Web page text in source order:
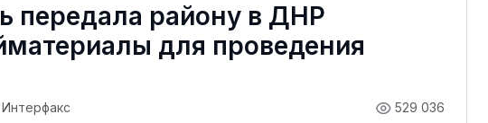
передала району в ДНР
для проведения
529 036